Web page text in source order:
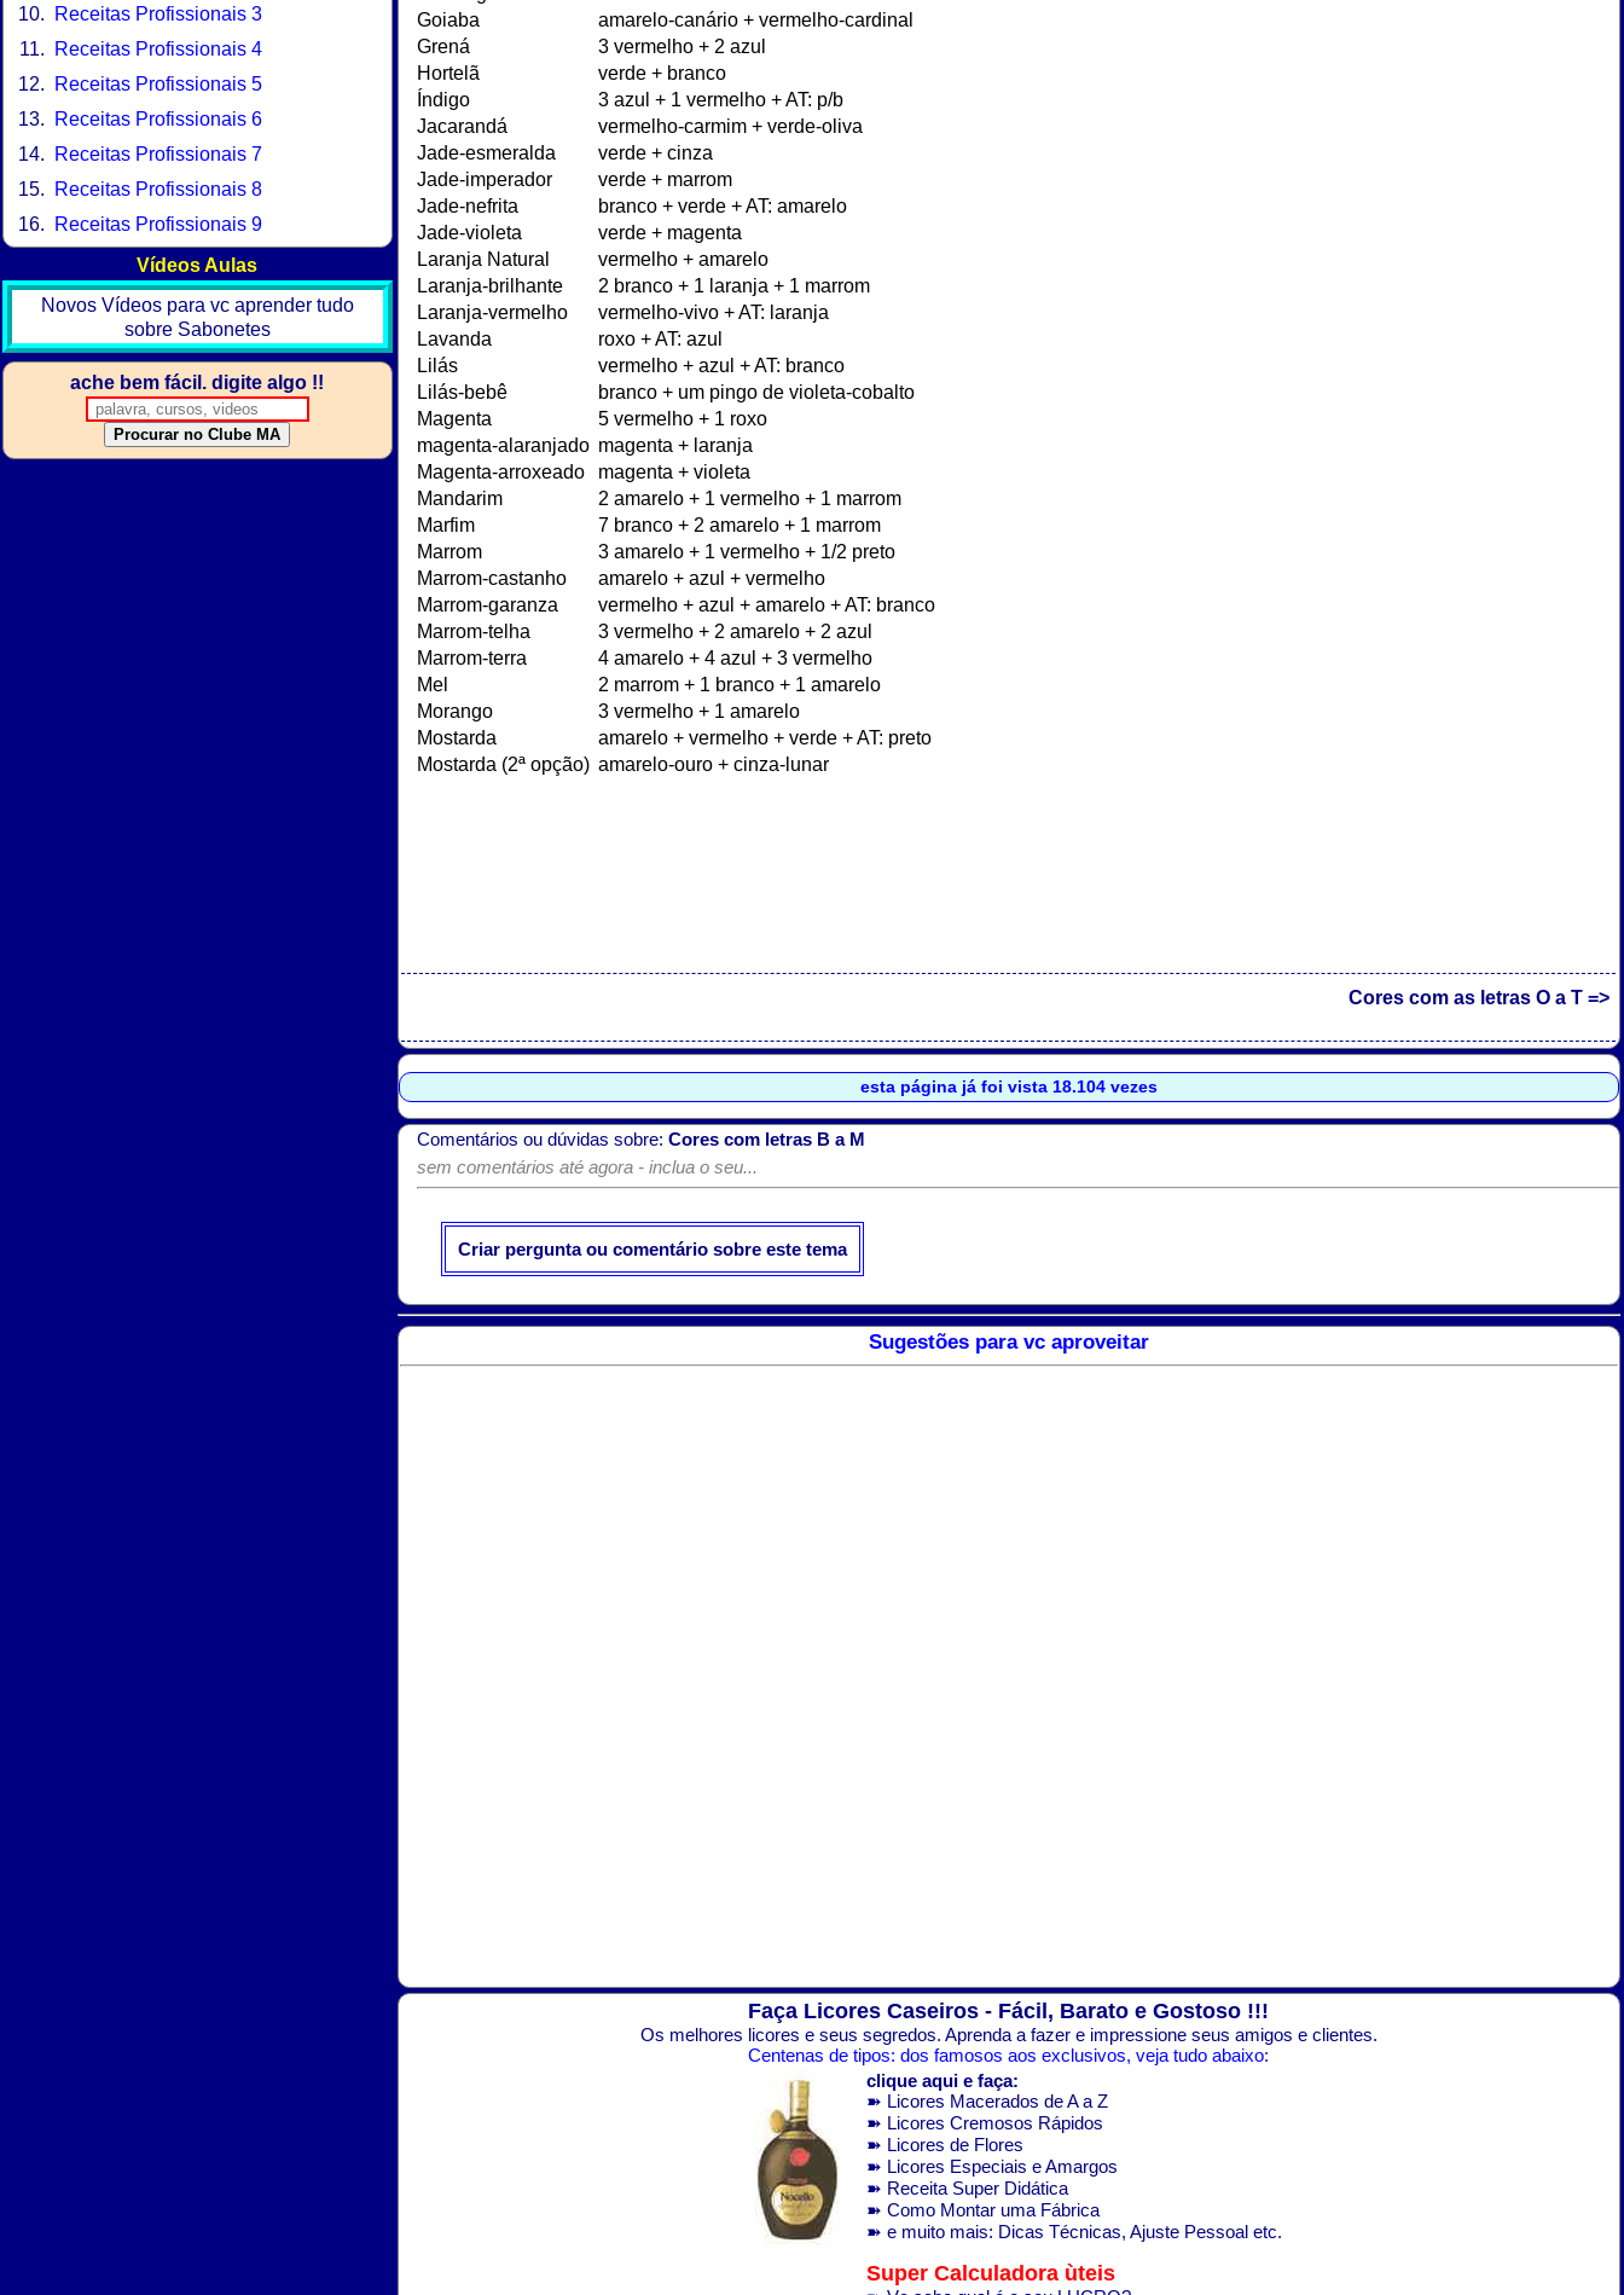
Cores com as letras O a T =>
esta página já foi vista 18.104 vezes
Comentários ou dúvidas sobre: Cores com letras B a M
sem comentários até agora - inclua o seu...
Criar pergunta ou comentário sobre este tema
Sugestões para vc aproveitar
Faça Licores Caseiros - Fácil, Barato e Gostoso !!!
Os melhores licores e seus segredos. Aprenda a fazer e impressione seus amigos e clientes.
Centenas de tipos: dos famosos aos exclusivos, veja tudo abaixo:
clique aqui e faça:
➽ Licores Macerados de A a Z
➽ Licores Cremosos Rápidos
➽ Licores de Flores
➽ Licores Especiais e Amargos
➽ Receita Super Didática
➽ Como Montar uma Fábrica
➽ e muito mais: Dicas Técnicas, Ajuste Pessoal etc.
Super Calculadora ùteis
Receitas Profissionais 3
Receitas Profissionais 4
Receitas Profissionais 5
Receitas Profissionais 6
Receitas Profissionais 7
Receitas Profissionais 8
Receitas Profissionais 9
Vídeos Aulas
Novos Vídeos para vc aprender tudo
sobre Sabonetes
ache bem fácil. digite algo !!
Procurar no Clube MA